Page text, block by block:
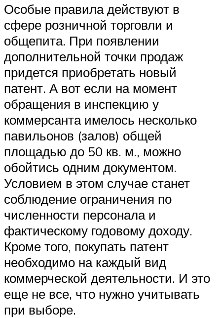
Особые правила действуют в
сфере розничной торговли и
общепита. При появлении
дополнительной точки продаж
придется приобретать новый
патент. А вот если на момент
обращения в инспекцию у
коммерсанта имелось несколько
павильонов (залов) общей
площадью до 50 кв. м., можно
обойтись одним документом.
Условием в этом случае станет
соблюдение ограничения по
численности персонала и
фактическому годовому доходу.
Кроме того, покупать патент
необходимо на каждый вид
коммерческой деятельности. И это
еще не все, что нужно учитывать
при выборе.